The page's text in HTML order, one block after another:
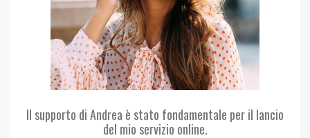
Il supporto di Andrea è stato fondamentale per il lancio
del mio servizio online.